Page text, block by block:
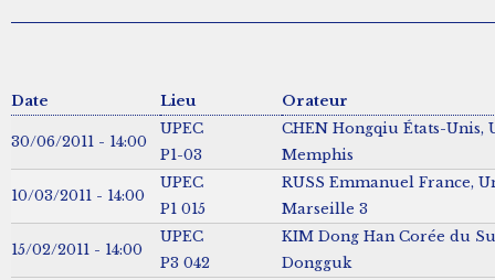
Date Lieu Orateur
30/06/2011 - 14:00
UPEC
P1-03
CHEN Hongqiu États-Unis,
Memphis
10/03/2011 - 14:00
UPEC
P1 015
RUSS Emmanuel France,
Marseille 3
15/02/2011 - 14:00
UPEC
P3 042
KIM Dong Han Corée du
Dongguk